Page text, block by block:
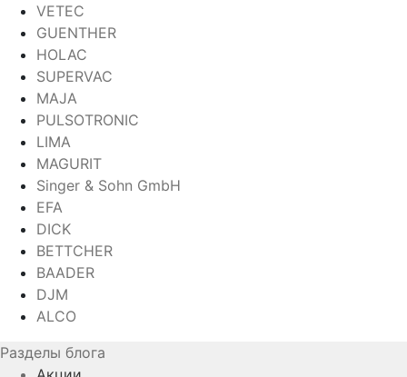
VETEC
GUENTHER
HOLAC
SUPERVAC
MAJA
PULSOTRONIC
LIMA
MAGURIT
Singer & Sohn GmbH
EFA
DICK
BETTCHER
BAADER
DJM
ALCO
Разделы блога